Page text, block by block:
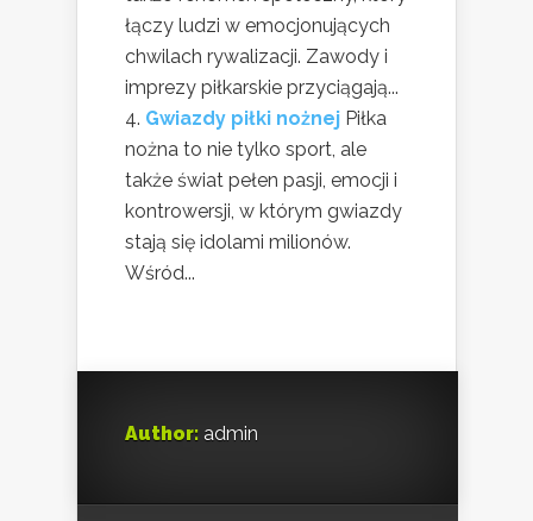
łączy ludzi w emocjonujących
chwilach rywalizacji. Zawody i
imprezy piłkarskie przyciągają...
Gwiazdy piłki nożnej Piłka
nożna to nie tylko sport, ale
także świat pełen pasji, emocji i
kontrowersji, w którym gwiazdy
stają się idolami milionów.
Wśród...
Author: admin